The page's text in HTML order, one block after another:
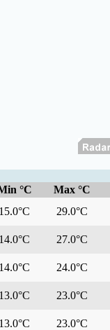
°C Max °C
15.0°C 29.0°C
14.0°C 27.0°C
14.0°C 24.0°C
13.0°C 23.0°C
13.0°C 23.0°C